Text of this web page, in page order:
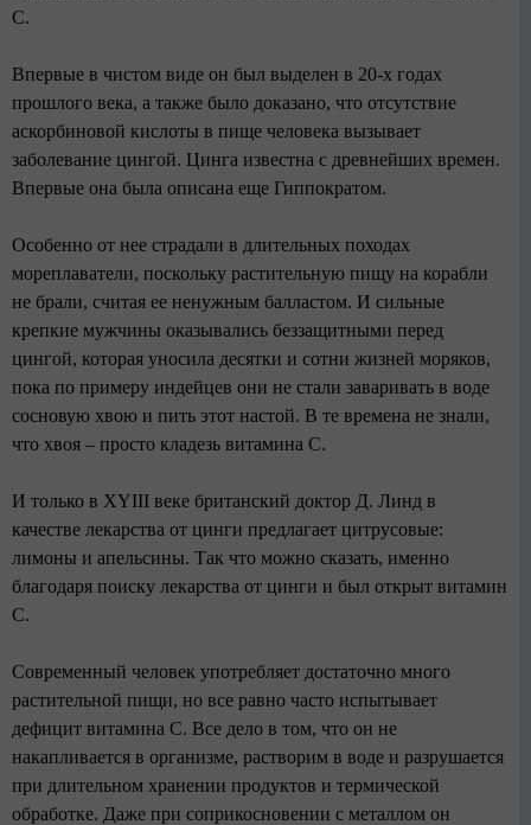
С.
Впервые в чистом виде он был выделен в 20-х годах
прошлого века, а также было доказано, что отсутствие
аскорбиновой кислоты в пище человека вызывает
заболевание цингой. Цинга известна с древнейших времен.
Впервые она была описана еще Гиппократом.
Особенно от нее страдали в длительных походах
мореплаватели, поскольку растительную пищу на корабли
не брали, считая ее ненужным балластом. И сильные
крепкие мужчины оказывались беззащитными перед
цингой, которая уносила десятки и сотни жизней моряков,
пока по примеру индейцев они не стали заваривать в воде
сосновую хвою и пить этот настой. В те времена не знали,
что хвоя – просто кладезь витамина С.
И только в XYIII веке британский доктор Д. Линд в
качестве лекарства от цинги предлагает цитрусовые:
лимоны и апельсины. Так что можно сказать, именно
благодаря поиску лекарства от цинги и был открыт витамин
С.
Современный человек употребляет достаточно много
растительной пищи, но все равно часто испытывает
дефицит витамина С. Все дело в том, что он не
накапливается в организме, растворим в воде и разрушается
при длительном хранении продуктов и термической
обработке. Даже при соприкосновении с металлом он